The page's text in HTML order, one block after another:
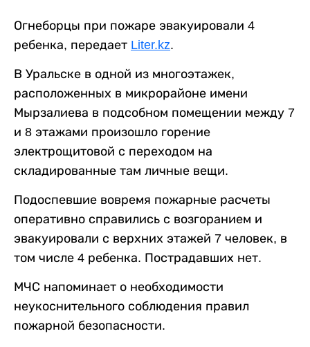
Огнеборцы при пожаре эвакуировали 4
ребенка, передает Liter.kz.
В Уральске в одной из многоэтажек,
расположенных в микрорайоне имени
Мырзалиева в подсобном помещении между 7
и 8 этажами произошло горение
электрощитовой с переходом на
складированные там личные вещи.
Подоспевшие вовремя пожарные расчеты
оперативно справились с возгоранием и
эвакуировали с верхних этажей 7 человек, в
том числе 4 ребенка. Пострадавших нет.
МЧС напоминает о необходимости
неукоснительного соблюдения правил
пожарной безопасности.